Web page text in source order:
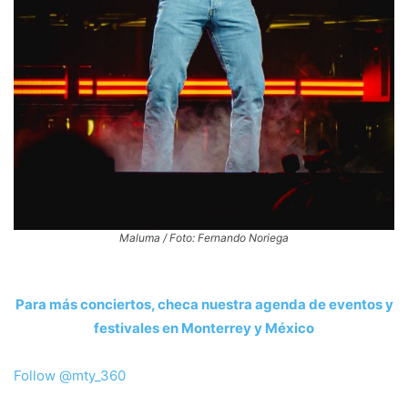
Maluma / Foto: Fernando Noriega
Para más conciertos, checa nuestra agenda de eventos y
festivales en Monterrey y México
Follow @mty_360